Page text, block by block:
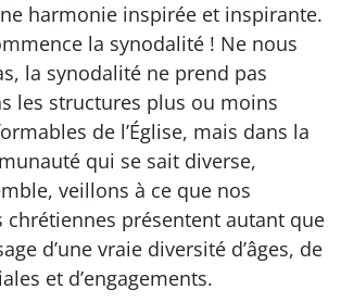
harmonie inspirée et inspirante.
la synodalité ! Ne nous
la synodalité ne prend pas
les structures plus ou moins
de l’Église, mais dans la
qui se sait diverse,
veillons à ce que nos
chrétiennes présentent autant que
d’une vraie diversité d’âges, de
et d’engagements.